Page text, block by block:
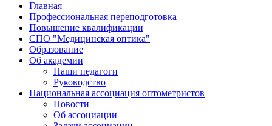
Главная
Профессиональная переподготовка
Повышение квалификации
СПО "Медицинская оптика"
Образование
Об академии
Наши педагоги
Руководство
Национальная ассоциация оптометристов
Новости
Об ассоциации